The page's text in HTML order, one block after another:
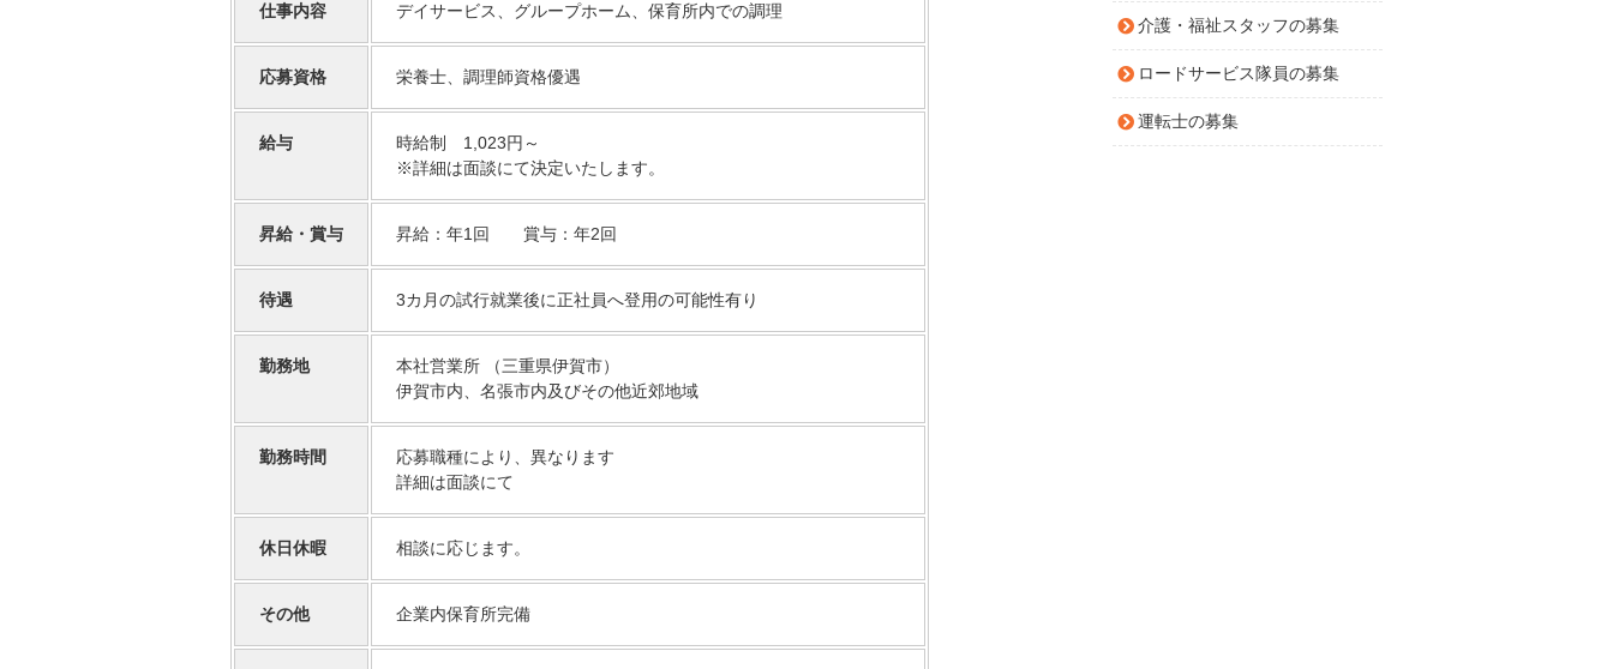
仕事内容 デイサービス、グループホーム、保育所内での調理
応募資格 栄養士、調理師資格優遇
給与
時給制 1,023円～
※詳細は面談にて決定いたします。
昇給・賞与 昇給：年1回 賞与：年2回
待遇 3カ月の試行就業後に正社員へ登用の可能性有り
勤務地
本社営業所 （三重県伊賀市）
伊賀市内、名張市内及びその他近郊地域
勤務時間
応募職種により、異なります
詳細は面談にて
休日休暇 相談に応じます。
その他 企業内保育所完備
介護・福祉スタッフの募集
ロードサービス隊員の募集
運転士の募集